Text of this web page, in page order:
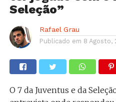
Seleção”
Rafael Grau
Publicado em 8 Agosto,
O 7 da Juventus e da